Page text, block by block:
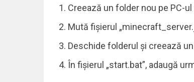
Creează un folder nou pe PC-
Mută fișierul
Deschide folderul și creează
În fișierul „start.bat”, adaugă